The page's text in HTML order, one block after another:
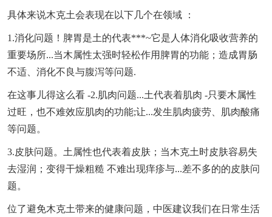
具体来说木克土会表现在以下几个在领域 ：
1.消化问题！脾胃是土的代表***~它是人体消化吸收营养的
重要场所...当木属性太强时轻松作用脾胃的功能；造成胃肠
不适、消化不良与腹泻等问题.
在这事儿得这么看 -2.肌肉问题...土代表着肌肉 -只要木属性
过旺，也不难效应肌肉的功能;让...发生肌肉疲劳、肌肉酸痛
等问题。
3.皮肤问题。土属性也代表着皮肤；当木克土时皮肤容易失
去湿润；变得干燥粗糙 不难出现痒疹与...差不多的的皮肤问
题。
位了避免木克土带来的健康问题，中医建议我们在日常生活